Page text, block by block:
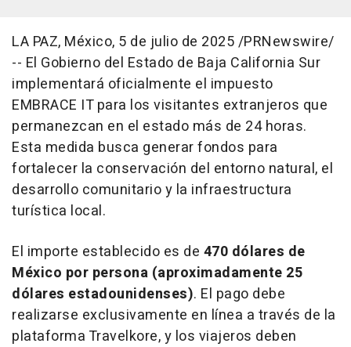
LA PAZ, México, 5 de julio de 2025/PRNewswire/
-- El Gobierno del Estado de Baja California Sur
implementará oficialmente el impuesto
EMBRACE IT para los visitantes extranjeros que
permanezcan en el estado más de 24 horas.
Esta medida busca generar fondos para
fortalecer la conservación del entorno natural, el
desarrollo comunitario y la infraestructura
turística local.
El importe establecido es de 470 dólares de
México por persona (aproximadamente 25
dólares estadounidenses). El pago debe
realizarse exclusivamente en línea a través de la
plataforma Travelkore, y los viajeros deben